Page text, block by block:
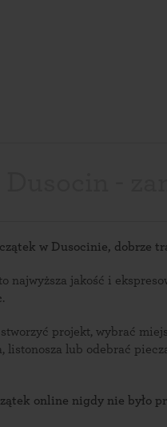
w Dusocinie, dobrze
najwyższa jakość i
.
stworzyć projekt, wybrać
kuriera, listonosza lub odebrać
online nigdy nie było